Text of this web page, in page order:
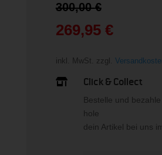
300,00€Preis
war:
300,00 €
269,95 €
Aktueller
Preis
269,95 €.
inkl. MwSt. zzgl.
 Click & Collect
Bestelle und
hole
dein Artikel bei uns